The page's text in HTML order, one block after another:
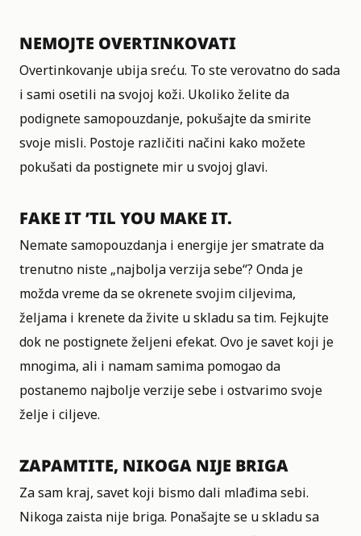
NEMOJTE OVERTINKOVATI
Overtinkovanje ubija sreću. To ste verovatno do sada
i sami osetili na svojoj koži. Ukoliko želite da
podignete samopouzdanje, pokušajte da smirite
svoje misli. Postoje različiti načini kako možete
pokušati da postignete mir u svojoj glavi.
FAKE IT ’TIL YOU MAKE IT.
Nemate samopouzdanja i energije jer smatrate da
trenutno niste „najbolja verzija sebe“? Onda je
možda vreme da se okrenete svojim ciljevima,
željama i krenete da živite u skladu sa tim. Fejkujte
dok ne postignete željeni efekat. Ovo je savet koji je
mnogima, ali i namam samima pomogao da
postanemo najbolje verzije sebe i ostvarimo svoje
želje i ciljeve.
ZAPAMTITE, NIKOGA NIJE BRIGA
Za sam kraj, savet koji bismo dali mlađima sebi.
Nikoga zaista nije briga. Ponašajte se u skladu sa